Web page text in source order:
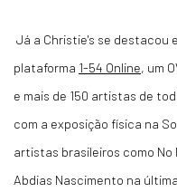
Já a Christie's se destacou
plataforma 1-54 Online, um
e mais de 150 artistas de
com a exposição física na
artistas brasileiros como No
Abdias Nascimento na